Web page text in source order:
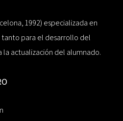
1992) especializada en
para el desarrollo del
actualización del alumnado.